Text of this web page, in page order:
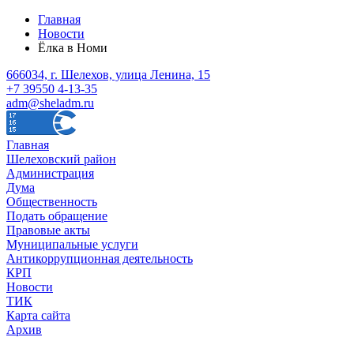
Главная
Новости
Ёлка в Номи
666034, г. Шелехов, улица Ленина, 15
+7 39550 4-13-35
adm@sheladm.ru
Главная
Шелеховский район
Администрация
Дума
Общественность
Подать обращение
Правовые акты
Муниципальные услуги
Антикоррупционная деятельность
КРП
Новости
ТИК
Карта сайта
Архив